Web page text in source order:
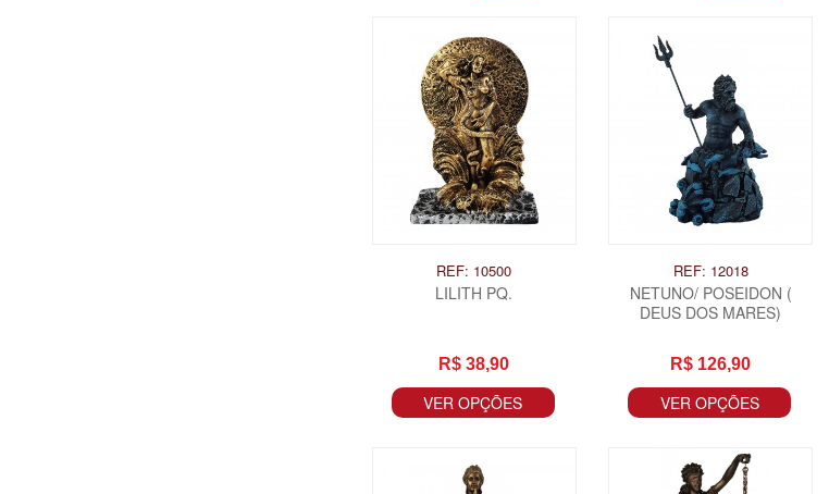
REF: 10500
LILITH PQ.
R$ 38,90
VER OPÇÕES
REF: 12018
NETUNO/ POSEIDON (
DEUS DOS MARES)
R$ 126,90
VER OPÇÕES